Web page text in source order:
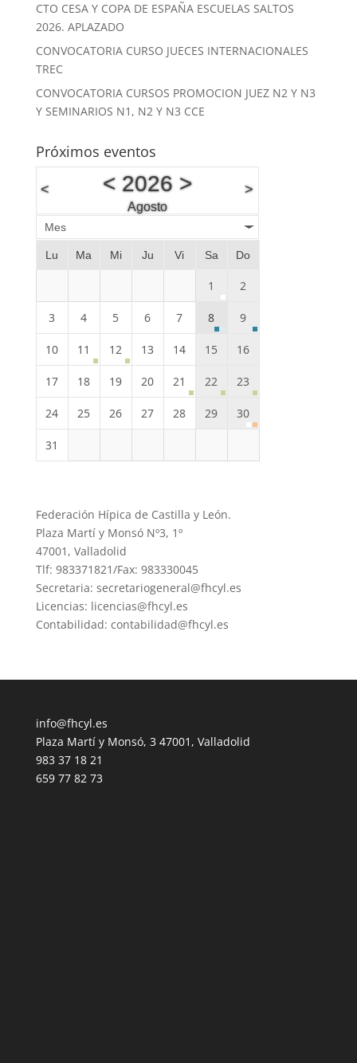
CTO CESA Y COPA DE ESPAÑA ESCUELAS SALTOS
2026. APLAZADO
CONVOCATORIA CURSO JUECES INTERNACIONALES
TREC
CONVOCATORIA CURSOS PROMOCION JUEZ N2 Y N3
Y SEMINARIOS N1, N2 Y N3 CCE
Próximos eventos
< < 2026>
Agosto
>
Mes
Lu Ma Mi Ju Vi Sa Do
1 2
3 4 5 6 7 8 9
10 11 12 13 14 15 16
17 18 19 20 21 22 23
24 25 26 27 28 29 30
31
Federación Hípica de Castilla y León.
Plaza Martí y Monsó Nº3, 1º
47001, Valladolid
Tlf: 983371821/Fax: 983330045
Secretaria: secretariogeneral@fhcyl.es
Licencias: licencias@fhcyl.es
Contabilidad: contabilidad@fhcyl.es
info@fhcyl.es
Plaza Martí y Monsó, 3 47001, Valladolid
983 37 18 21
659 77 82 73